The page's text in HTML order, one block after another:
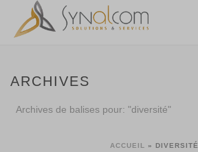
ARCHIVES
Archives de balises pour: "diversité"
ACCUEIL » DIVERSITÉ